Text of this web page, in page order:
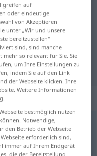
greifen auf
oder eindeutige
von Akzeptieren
unter „Wir und unsere
bereitzustellen“
sind, sind manche
mehr so relevant für Sie. Sie
um Ihre Einstellungen zu
indem Sie auf den Link
der Webseite klicken. Ihre
Weitere Informationen
bestmöglich nutzen
Notwendige,
den Betrieb der Webseite
erforderlich sind,
immer auf Ihrem Endgerät
die der Bereitstellung